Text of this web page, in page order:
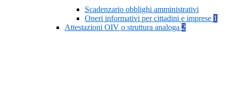
Scadenzario obblighi amministrativi
Oneri informativi per cittadini e imprese 1
Attestazioni OIV o struttura analoga 2